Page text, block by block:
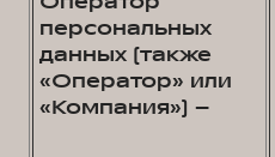
персональных
данных (также
«Оператор» или
«Компания») –